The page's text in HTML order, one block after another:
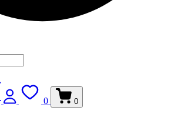
0 0